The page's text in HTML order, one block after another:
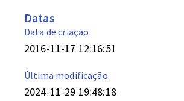
Datas
Data de criação
2016-11-17 12:16:51
Última modificação
2024-11-29 19:48:18